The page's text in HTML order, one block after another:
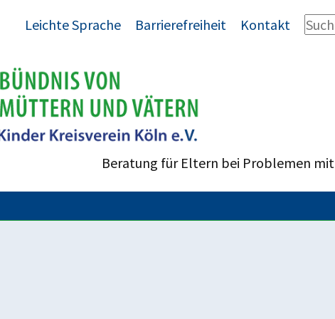
Leichte Sprache Barrierefreiheit Kontakt
Beratung für Eltern bei Problemen mit
möglich